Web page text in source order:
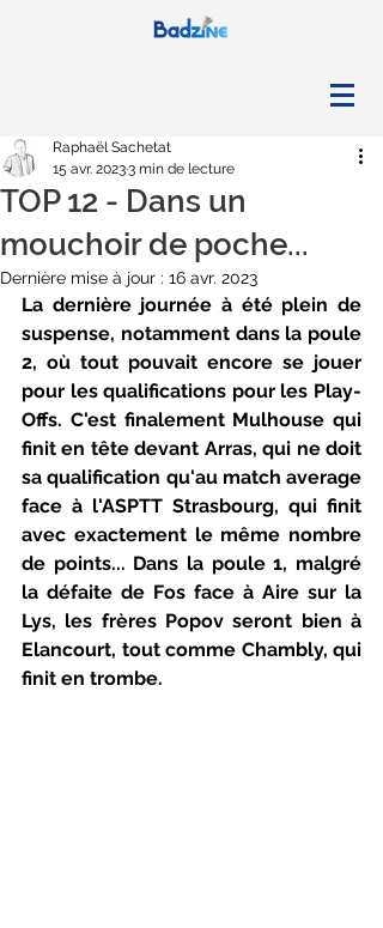
TOP 12 - Dans un
mouchoir de poche...
Raphaël Sachetat
15 avr. 20233 min de lecture
Dernière mise à jour : 16 avr. 2023
La dernière journée à été plein de
suspense, notamment dans la poule
2, où tout pouvait encore se jouer
pour les qualifications pour les Play-
Offs. C'est finalement Mulhouse qui
finit en tête devant Arras, qui ne doit
sa qualification qu'au match average
face à l'ASPTT Strasbourg, qui finit
avec exactement le même nombre
de points... Dans la poule 1, malgré
la défaite de Fos face à Aire sur la
Lys, les frères Popov seront bien à
Elancourt, tout comme Chambly, qui
finit en trombe.